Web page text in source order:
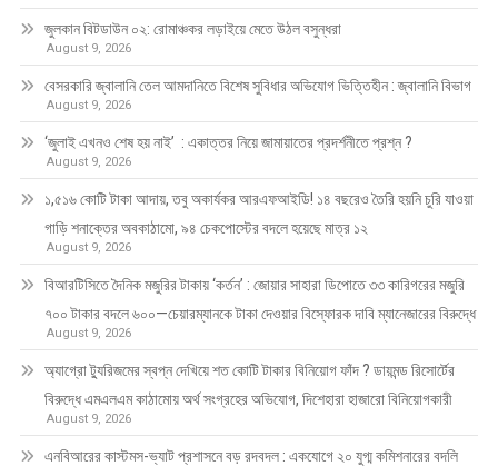
জুলকান বিটডাউন ০২: রোমাঞ্চকর লড়াইয়ে মেতে উঠল বসুন্ধরা
August 9, 2026
বেসরকারি জ্বালানি তেল আমদানিতে বিশেষ সুবিধার অভিযোগ ভিত্তিহীন : জ্বালানি বিভাগ
August 9, 2026
‘জুলাই এখনও শেষ হয় নাই’ : একাত্তর নিয়ে জামায়াতের প্রদর্শনীতে প্রশ্ন ?
August 9, 2026
১,৫১৬ কোটি টাকা আদায়, তবু অকার্যকর আরএফআইডি! ১৪ বছরেও তৈরি হয়নি চুরি যাওয়া
গাড়ি শনাক্তের অবকাঠামো, ৯৪ চেকপোস্টের বদলে হয়েছে মাত্র ১২
August 9, 2026
বিআরটিসিতে দৈনিক মজুরির টাকায় ‘কর্তন’ : জোয়ার সাহারা ডিপোতে ৩৩ কারিগরের মজুরি
৭০০ টাকার বদলে ৬০০—চেয়ারম্যানকে টাকা দেওয়ার বিস্ফোরক দাবি ম্যানেজারের বিরুদ্ধে
August 9, 2026
অ্যাগ্রো ট্যুরিজমের স্বপ্ন দেখিয়ে শত কোটি টাকার বিনিয়োগ ফাঁদ ? ডায়মন্ড রিসোর্টের
বিরুদ্ধে এমএলএম কাঠামোয় অর্থ সংগ্রহের অভিযোগ, দিশেহারা হাজারো বিনিয়োগকারী
August 9, 2026
এনবিআরের কাস্টমস-ভ্যাট প্রশাসনে বড় রদবদল : একযোগে ২০ যুগ্ম কমিশনারের বদলি